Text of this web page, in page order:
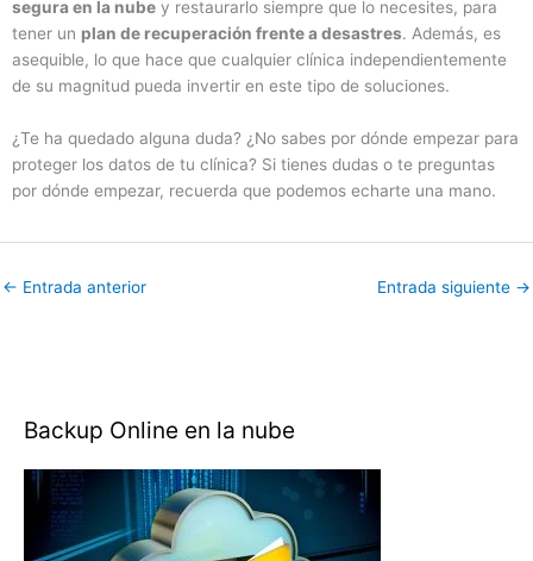
segura en la nube y restaurarlo siempre que lo necesites, para
tener un plan de recuperación frente a desastres. Además, es
asequible, lo que hace que cualquier clínica independientemente
de su magnitud pueda invertir en este tipo de soluciones.
¿Te ha quedado alguna duda? ¿No sabes por dónde empezar para
proteger los datos de tu clínica? Si tienes dudas o te preguntas
por dónde empezar, recuerda que podemos echarte una mano.
← Entrada anterior Entrada siguiente →
Backup Online en la nube